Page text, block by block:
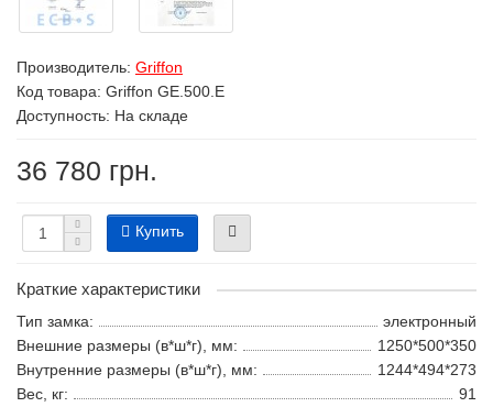
Производитель: Griffon
Код товара: Griffon GE.500.Е
Доступность: На складе
36 780 грн.
Купить
Краткие характеристики
Тип замка:
электронный
Внешние размеры (в*ш*г), мм:
1250*500*350
Внутренние размеры (в*ш*г), мм:
1244*494*273
Вес, кг:
91